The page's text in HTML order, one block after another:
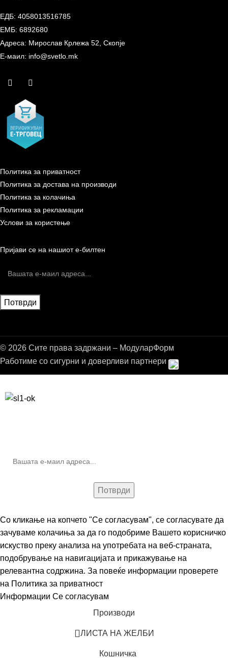
ЕДБ: 4058013516785
ЕМБ: 6892680
Адреса: Мирослав Крлежа 52, Скопје
Е-маил: info@svetlo.mk
Политика за приватност
Политика за достава на производи
Политика за колачиња
Политика за рекламации
Услови за користење
Пријави се на нашиот е-билтен
© 2026 Сите права задржани – МодуларФорм
Работиме со сигурни и доверливи партнери
Со кликање на копчето "Се согласувам", се согласувате да
зачуваме колачиња за да го подобриме Вашето корисничко
искуство преку анализа на употребата на веб-страната,
подобрување на навигацијата и прикажување на
релевантна содржина. За повеќе информации проверете
на Политика за приватност
Информации Се согласувам
Производи
ЛИСТА НА ЖЕЛБИ
Кошничка